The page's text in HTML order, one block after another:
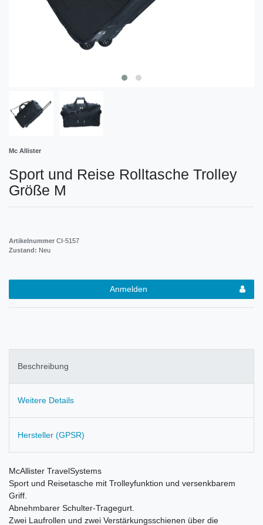
Mc Allister
Sport und Reise Rolltasche Trolley
Größe M
Artikelnummer CI-5157
Zustand: Neu
Anmelden
Beschreibung
Weitere Details
Hersteller (GPSR)
McAllister TravelSystems
Sport und Reisetasche mit Trolleyfunktion und versenkbarem
Griff.
Abnehmbarer Schulter-Tragegurt.
Zwei Laufrollen und zwei Verstärkungsschienen über die